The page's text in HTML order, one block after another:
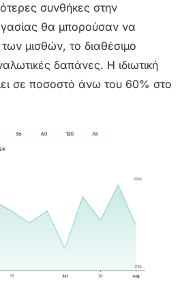
συνθήκες στην
θα μπορούσαν να
μισθών, το διαθέσιμο
δαπάνες. Η ιδιωτική
σε ποσοστό άνω του 60% στο